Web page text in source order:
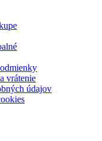
vrátenie
údajov